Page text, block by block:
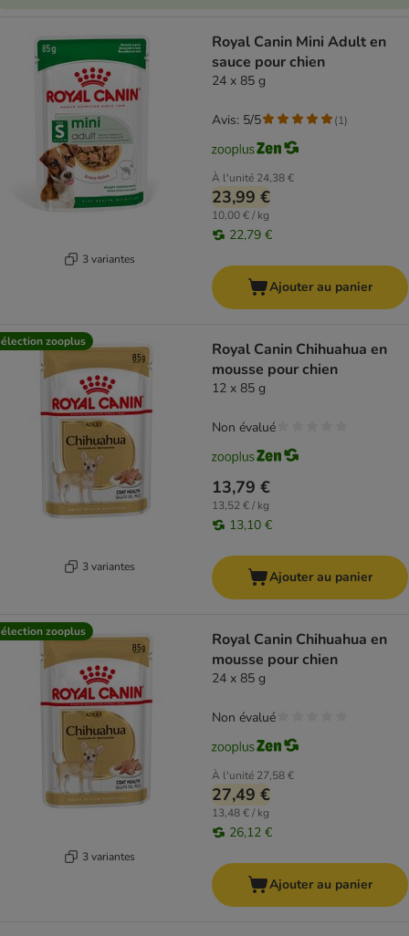
3 variantes
Royal Canin Mini Adult en
sauce pour chien
24 x 85 g
À l'unité 24,38 €
23,99 €
10,00 € / kg
22,79 €
Avis: 5/5 (1)
Ajouter au panier
zooplus
3 variantes
Royal Canin Chihuahua en
mousse pour chien
12 x 85 g
13,79 €
13,52 € / kg
13,10 €
Non évalué
Ajouter au panier
zooplus
3 variantes
Royal Canin Chihuahua en
mousse pour chien
24 x 85 g
À l'unité 27,58 €
27,49 €
13,48 € / kg
26,12 €
Non évalué
Ajouter au panier